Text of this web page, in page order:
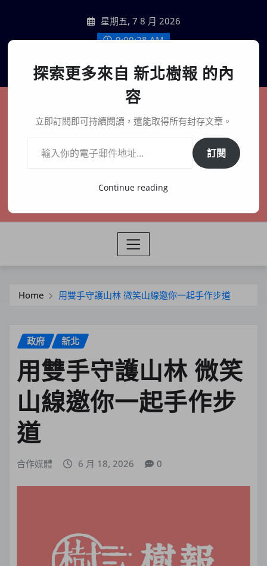
content
星期五, 7 8 月 2026
9:00:29 AM
聯絡我們
新北樹報
在地、記憶、連結、創生
Home 用雙手守護山林 微笑山線邀你一起手作步道
政府 新北
用雙手守護山林 微笑
山線邀你一起手作步
道
合作媒體 6 月 18, 2026 0
探索更多來自 新北樹報 的內
容
立即訂閱即可持續閱讀，還能取得所有封存文章。
訂閱
Continue reading